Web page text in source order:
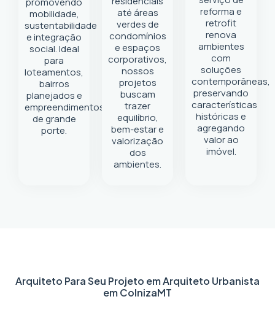
mobilidade,
sustentabilidade
e integração
social. Ideal
para
loteamentos,
bairros
planejados e
empreendimentos
de grande
porte.
até áreas
verdes de
condomínios
e espaços
corporativos,
nossos
projetos
buscam
trazer
equilíbrio,
bem-estar e
valorização
dos
ambientes.
reforma e
retrofit
renova
ambientes
com
soluções
contemporâneas,
preservando
características
históricas e
agregando
valor ao
imóvel.
Arquiteto Para Seu Projeto emArquiteto Urbanista
em ColnizaMT